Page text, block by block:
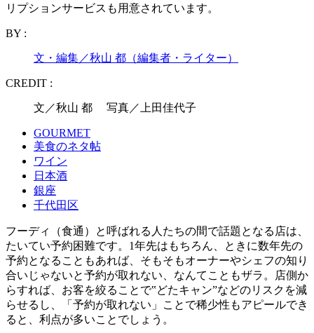
リプションサービスも用意されています。
BY :
文・編集／秋山 都（編集者・ライター）
CREDIT :
文／秋山 都 写真／上田佳代子
GOURMET
美食のネタ帖
ワイン
日本酒
銀座
千代田区
フーディ（食通）と呼ばれる人たちの間で話題となる店は、
たいてい予約困難です。1年先はもちろん、ときに数年先の
予約となることもあれば、そもそもオーナーやシェフの知り
合いじゃないと予約が取れない、なんてこともザラ。店側か
らすれば、お客を絞ることで‟どたキャン”などのリスクを減
らせるし、「予約が取れない」ことで稀少性もアピールでき
ると、利点が多いことでしょう。